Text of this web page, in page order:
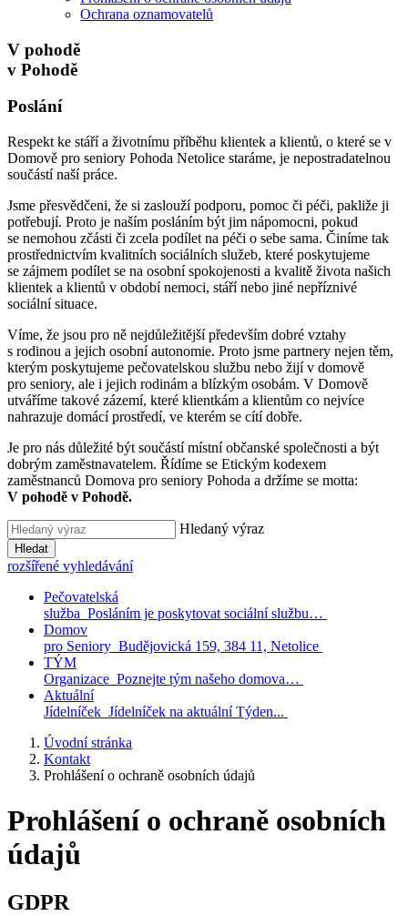
Ochrana oznamovatelů
V pohodě
v Pohodě
Poslání
Respekt ke stáří a životnímu příběhu klientek a klientů, o které se v
Domově pro seniory Pohoda Netolice staráme, je nepostradatelnou
součástí naší práce.
Jsme přesvědčeni, že si zaslouží podporu, pomoc či péči, pakliže ji
potřebují. Proto je naším posláním být jim nápomocni, pokud
se nemohou zčásti či zcela podílet na péči o sebe sama. Činíme tak
prostřednictvím kvalitních sociálních služeb, které poskytujeme
se zájmem podílet se na osobní spokojenosti a kvalitě života našich
klientek a klientů v období nemoci, stáří nebo jiné nepříznivé
sociální situace.
Víme, že jsou pro ně nejdůležitější především dobré vztahy
s rodinou a jejich osobní autonomie. Proto jsme partnery nejen těm,
kterým poskytujeme pečovatelskou službu nebo žijí v domově
pro seniory, ale i jejich rodinám a blízkým osobám. V Domově
utváříme takové zázemí, které klientkám a klientům co nejvíce
nahrazuje domácí prostředí, ve kterém se cítí dobře.
Je pro nás důležité být součástí místní občanské společnosti a být
dobrým zaměstnavatelem. Řídíme se Etickým kodexem
zaměstnanců Domova pro seniory Pohoda a držíme se motta:
V pohodě v Pohodě.
Hledaný výraz
Hledat
rozšířené vyhledávání
Pečovatelská
služba Posláním je poskytovat sociální službu…
Domov
pro Seniory Budějovická 159, 384 11, Netolice
TÝM
Organizace Poznejte tým našeho domova…
Aktuální
Jídelníček Jídelníček na aktuální Týden...
Úvodní stránka
Kontakt
Prohlášení o ochraně osobních údajů
Prohlášení o ochraně osobních
údajů
GDPR